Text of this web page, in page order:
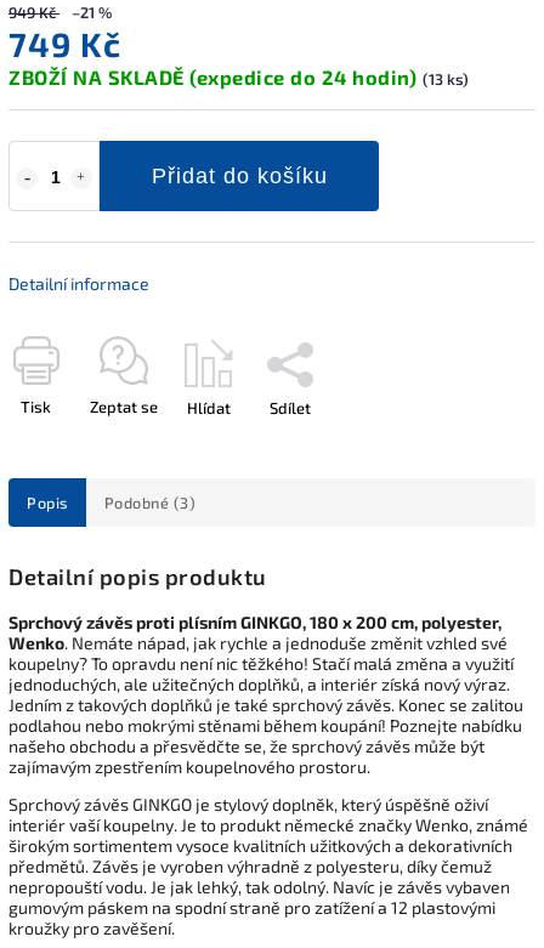
949 Kč –21 %
749 Kč
ZBOŽÍ NA SKLADĚ (expedice do 24 hodin) (13 ks)
Přidat do košíku
Detailní informace
Tisk Zeptat se Hlídat Sdílet
Popis Podobné (3)
Detailní popis produktu
Sprchový závěs proti plísním GINKGO, 180 x 200 cm, polyester,
Wenko. Nemáte nápad, jak rychle a jednoduše změnit vzhled své
koupelny? To opravdu není nic těžkého! Stačí malá změna a využití
jednoduchých, ale užitečných doplňků, a interiér získá nový výraz.
Jedním z takových doplňků je také sprchový závěs. Konec se zalitou
podlahou nebo mokrými stěnami během koupání! Poznejte nabídku
našeho obchodu a přesvědčte se, že sprchový závěs může být
zajímavým zpestřením koupelnového prostoru.
Sprchový závěs GINKGO je stylový doplněk, který úspěšně oživí
interiér vaší koupelny. Je to produkt německé značky Wenko, známé
širokým sortimentem vysoce kvalitních užitkových a dekorativních
předmětů. Závěs je vyroben výhradně z polyesteru, díky čemuž
nepropouští vodu. Je jak lehký, tak odolný. Navíc je závěs vybaven
gumovým páskem na spodní straně pro zatížení a 12 plastovými
kroužky pro zavěšení.